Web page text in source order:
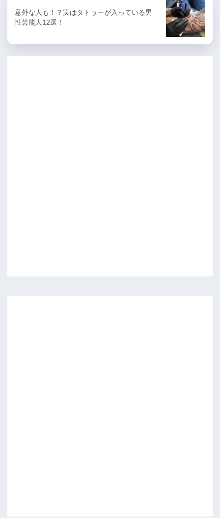
意外な人も！？実はタトゥーが入っている男
性芸能人12選！